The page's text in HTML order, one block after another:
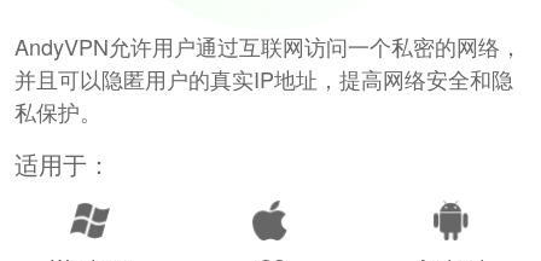
AndyVPN允许用户通过互联网访问一个私密的网络，
并且可以隐匿用户的真实IP地址，提高网络安全和隐
私保护。
适用于：